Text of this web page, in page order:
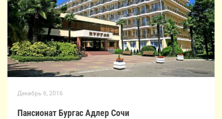
Декабрь 6, 2016
Пансионат Бургас Адлер Сочи